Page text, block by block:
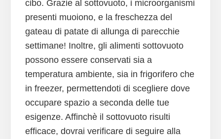
cibo. Grazie al sottovuoto, i microorganismi
presenti muoiono, e la freschezza del
gateau di patate di allunga di parecchie
settimane! Inoltre, gli alimenti sottovuoto
possono essere conservati sia a
temperatura ambiente, sia in frigorifero che
in freezer, permettendoti di scegliere dove
occupare spazio a seconda delle tue
esigenze. Affinchè il sottovuoto risulti
efficace, dovrai verificare di seguire alla